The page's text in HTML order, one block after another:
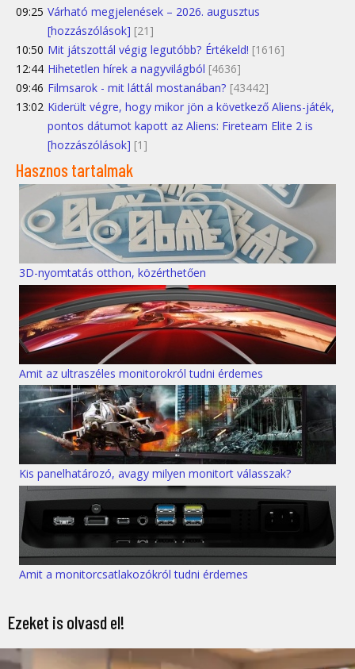
09:25 Várható megjelenések – 2026. augusztus
[hozzászólások] [21]
10:50 Mit játszottál végig legutóbb? Értékeld! [1616]
12:44 Hihetetlen hírek a nagyvilágból [4636]
09:46 Filmsarok - mit láttál mostanában? [43442]
13:02 Kiderült végre, hogy mikor jön a következő Aliens-játék,
pontos dátumot kapott az Aliens: Fireteam Elite 2 is
[hozzászólások] [1]
Hasznos tartalmak
3D-nyomtatás otthon, közérthetően
Amit az ultraszéles monitorokról tudni érdemes
Kis panelhatározó, avagy milyen monitort válasszak?
Amit a monitorcsatlakozókról tudni érdemes
Ezeket is olvasd el!